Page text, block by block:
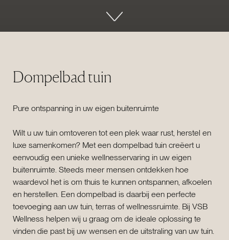
Dompelbad tuin
Pure ontspanning in uw eigen buitenruimte
Wilt u uw tuin omtoveren tot een plek waar rust, herstel en
luxe samenkomen? Met een dompelbad tuin creëert u
eenvoudig een unieke wellnesservaring in uw eigen
buitenruimte. Steeds meer mensen ontdekken hoe
waardevol het is om thuis te kunnen ontspannen, afkoelen
en herstellen. Een dompelbad is daarbij een perfecte
toevoeging aan uw tuin, terras of wellnessruimte. Bij VSB
Wellness helpen wij u graag om de ideale oplossing te
vinden die past bij uw wensen en de uitstraling van uw tuin.